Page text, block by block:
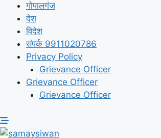
गोपालगंज
देश
विदेश
संपर्क 9911020786
Privacy Policy
Grievance Officer
Grievance Officer
Grievance Officer